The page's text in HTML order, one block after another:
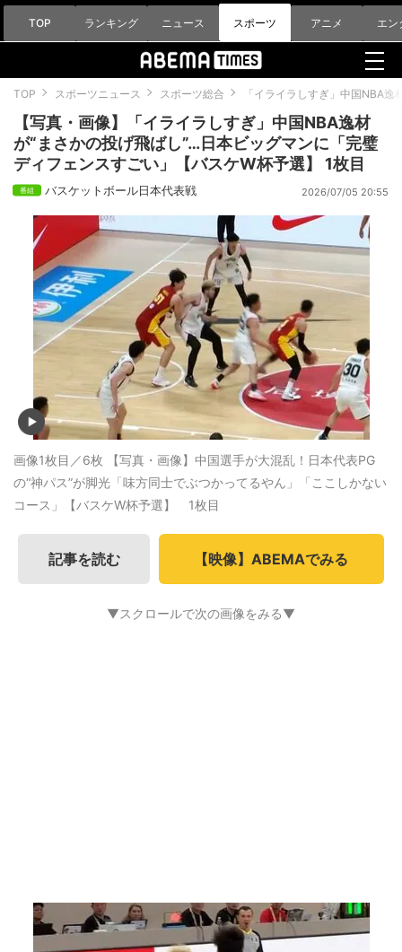
TOP ランキング ニュース スポーツ アニメ エン
TOP スポーツニュース スポーツ総合 「イライラしすぎ」中国NBA
【写真・画像】「イライラしすぎ」中国NBA逸材
が“まさかの投げ飛ばし”…日本ビッグマンに「完璧
ディフェンスすごい」【バスケW杯予選】 1枚目
バスケットボール日本代表戦 2026/07/05 20:55
画像1枚目／6枚 【写真・画像】中国選手が大混乱！日本代表PG
の“神パス”が脚光「味方同士でぶつかってるやん」「ここしかない
コース」【バスケW杯予選】 1枚目
記事を読む 【映像】ABEMAでみる
▼スクロールで次の画像をみる▼